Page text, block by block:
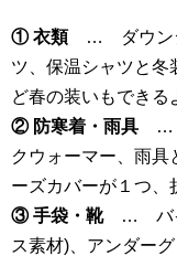
① 衣類… ダウンジ
ツ、保温シャツと冬
ど春の装いもできる
② 防寒着・雨具 …
クウォーマー、雨具
ーズカバーが１つ、
③ 手袋・靴… バイ
ス素材)、アンダー